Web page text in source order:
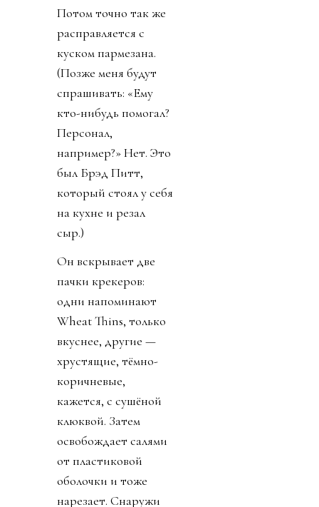
Потом точно так же
расправляется с
куском пармезана.
(Позже меня будут
спрашивать: «Ему
кто-нибудь помогал?
Персонал,
например?» Нет. Это
был Брэд Питт,
который стоял у себя
на кухне и резал
сыр.)
Он вскрывает две
пачки крекеров:
одни напоминают
Wheat Thins, только
вкуснее, другие —
хрустящие, тёмно-
коричневые,
кажется, с сушёной
клюквой. Затем
освобождает салями
от пластиковой
оболочки и тоже
нарезает. Снаружи